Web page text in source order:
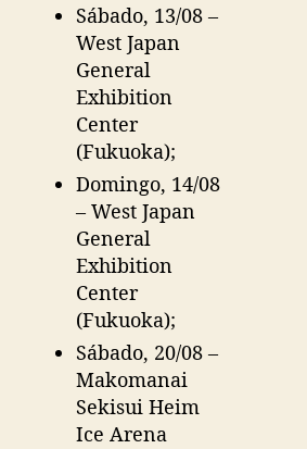
Sábado, 13/08 –
West Japan
General
Exhibition
Center
(Fukuoka);
Domingo, 14/08
– West Japan
General
Exhibition
Center
(Fukuoka);
Sábado, 20/08 –
Makomanai
Sekisui Heim
Ice Arena